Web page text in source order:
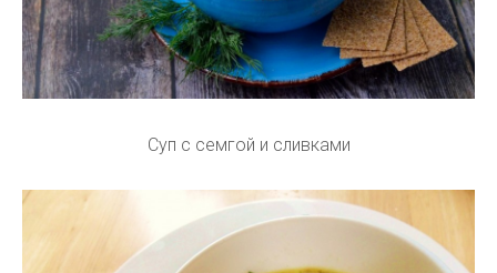
Суп с семгой и сливками